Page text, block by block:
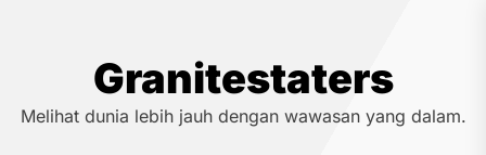
Granitestaters
Melihat dunia lebih jauh dengan wawasan yang dalam.